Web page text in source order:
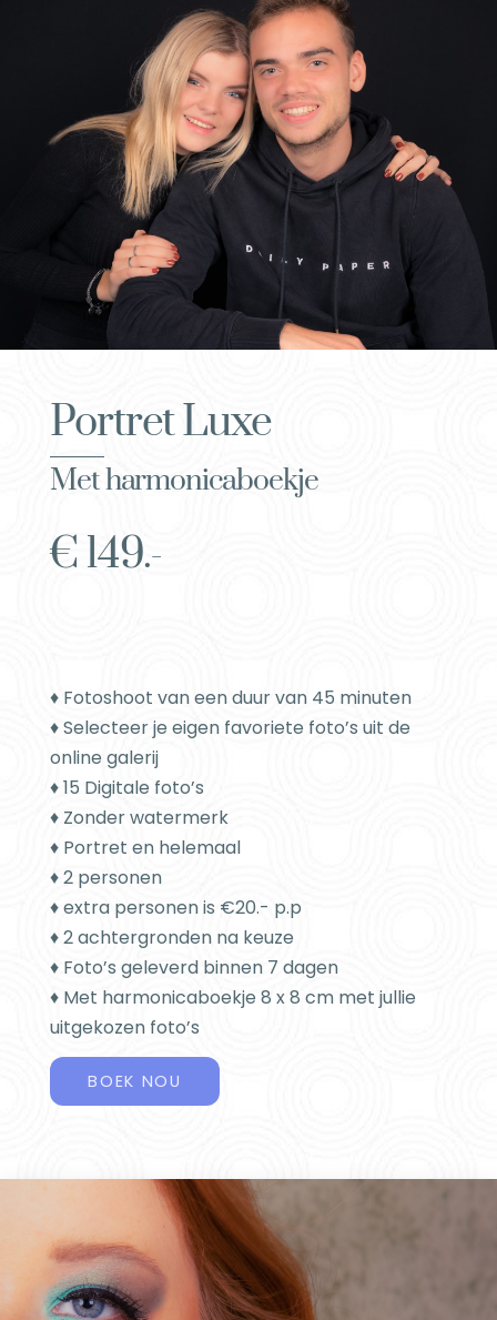
Portret Luxe
Met harmonicaboekje
€ 149.-
♦ Fotoshoot van een duur van 45 minuten
♦ Selecteer je eigen favoriete foto’s uit de
online galerij
♦ 15 Digitale foto’s
♦ Zonder watermerk
♦ Portret en helemaal
♦ 2 personen
♦ extra personen is €20.- p.p
♦ 2 achtergronden na keuze
♦ Foto’s geleverd binnen 7 dagen
♦ Met harmonicaboekje 8 x 8 cm met jullie
uitgekozen foto’s
BOEK NOU